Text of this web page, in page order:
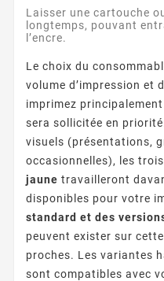
Laisser une cartouche
longtemps, pouvant
l’encre.
Le choix du
volume d’impression et
imprimez
sera sollicitée en
visuels (présentations,
occasionnelles), les
jaune travailleront
disponibles pour votre
standard et des
peuvent exister sur
proches. Les variantes
sont compatibles avec